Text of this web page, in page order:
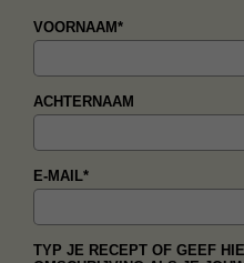
VOORNAAM*
ACHTERNAAM
E-MAIL*
TYP JE RECEPT OF GEEF